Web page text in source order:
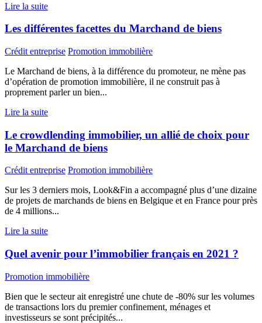
Lire la suite
Les différentes facettes du Marchand de biens
Crédit entreprise Promotion immobilière
Le Marchand de biens, à la différence du promoteur, ne mène pas
d’opération de promotion immobilière, il ne construit pas à
proprement parler un bien...
Lire la suite
Le crowdlending immobilier, un allié de choix pour
le Marchand de biens
Crédit entreprise Promotion immobilière
Sur les 3 derniers mois, Look&Fin a accompagné plus d’une dizaine
de projets de marchands de biens en Belgique et en France pour près
de 4 millions...
Lire la suite
Quel avenir pour l’immobilier français en 2021 ?
Promotion immobilière
Bien que le secteur ait enregistré une chute de -80% sur les volumes
de transactions lors du premier confinement, ménages et
investisseurs se sont précipités...